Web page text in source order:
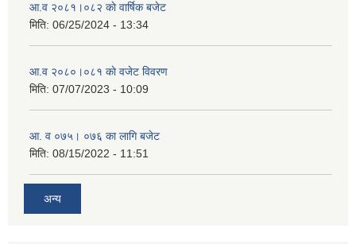
आ.व २०८१।०८२ काे वार्षिक बजेट
मिति: 06/25/2024 - 13:34
आ.व २०८०।०८१ काे वजेट विवरण
मिति: 07/07/2023 - 10:09
आ. व ०७५। ०७६ का लागि बजेट
मिति: 08/15/2022 - 11:51
अन्य